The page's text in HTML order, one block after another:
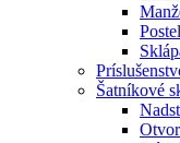
Šatníkové